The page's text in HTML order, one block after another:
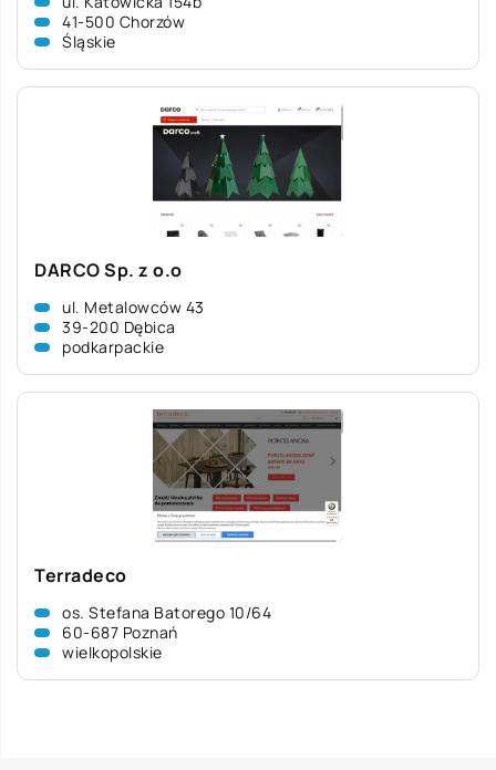
41-500 Chorzów
Śląskie
DARCO Sp. z o.o
ul. Metalowców 43
39-200 Dębica
podkarpackie
Terradeco
os. Stefana Batorego 10/64
60-687 Poznań
wielkopolskie